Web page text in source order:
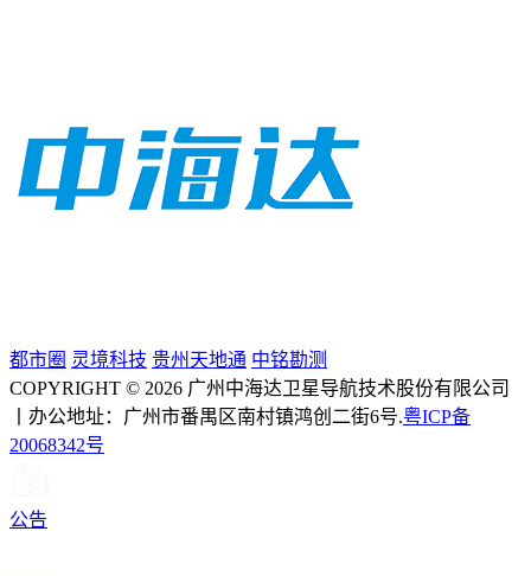
都市圈 灵境科技 贵州天地通 中铭勘测
COPYRIGHT © 2026 广州中海达卫星导航技术股份有限公司
丨办公地址：广州市番禺区南村镇鸿创二街6号.粤ICP备
20068342号
公告